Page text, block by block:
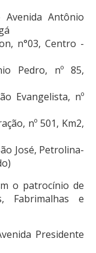
Avenida Antônio
n°03, Centro -
Pedro, nº 85,
Evangelista, nº
nº 501, Km2,
José, Petrolina-
o patrocínio de
Fabrimalhas e
Presidente